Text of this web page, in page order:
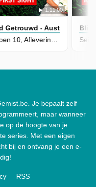
1:11:00
Getrouwd - Australië
Je bepaalt zelf
maar wanneer
op de hoogte van je
series. Met een eigen
bij en ontvang je een e-
RSS